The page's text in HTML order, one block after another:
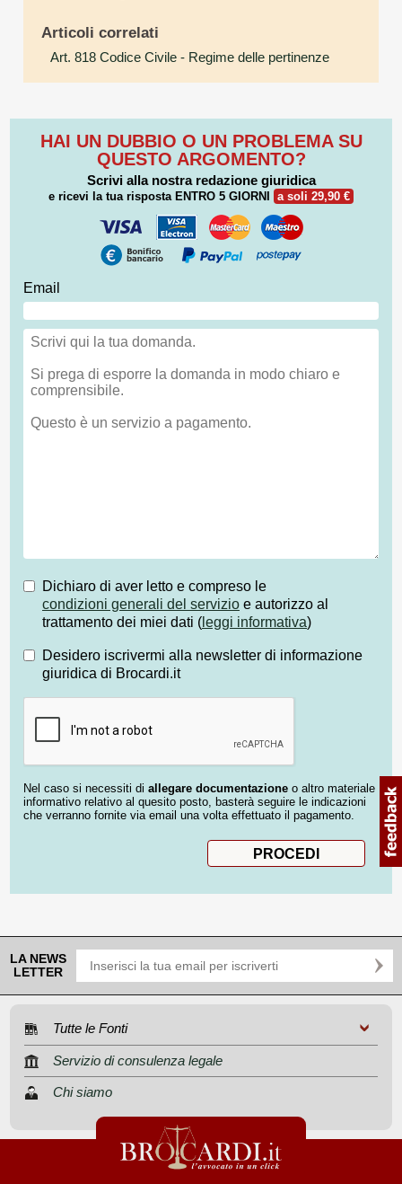
Articoli correlati
Art. 818 Codice Civile - Regime delle pertinenze
HAI UN DUBBIO O UN PROBLEMA SU
QUESTO ARGOMENTO?
Scrivi alla nostra redazione giuridica
e ricevi la tua risposta ENTRO 5 GIORNI a soli 29,90 €
Email
Dichiaro di aver letto e compreso le
condizioni generali del servizio e autorizzo al
trattamento dei miei dati ( leggi informativa)
Desidero iscrivermi alla newsletter di informazione
giuridica di Brocardi.it
Nel caso si necessiti di allegare documentazione o altro materiale
informativo relativo al quesito posto, basterà seguire le indicazioni
che verranno fornite via email una volta effettuato il pagamento.
LA NEWS
LETTER
Tutte le Fonti
Servizio di consulenza legale
Chi siamo